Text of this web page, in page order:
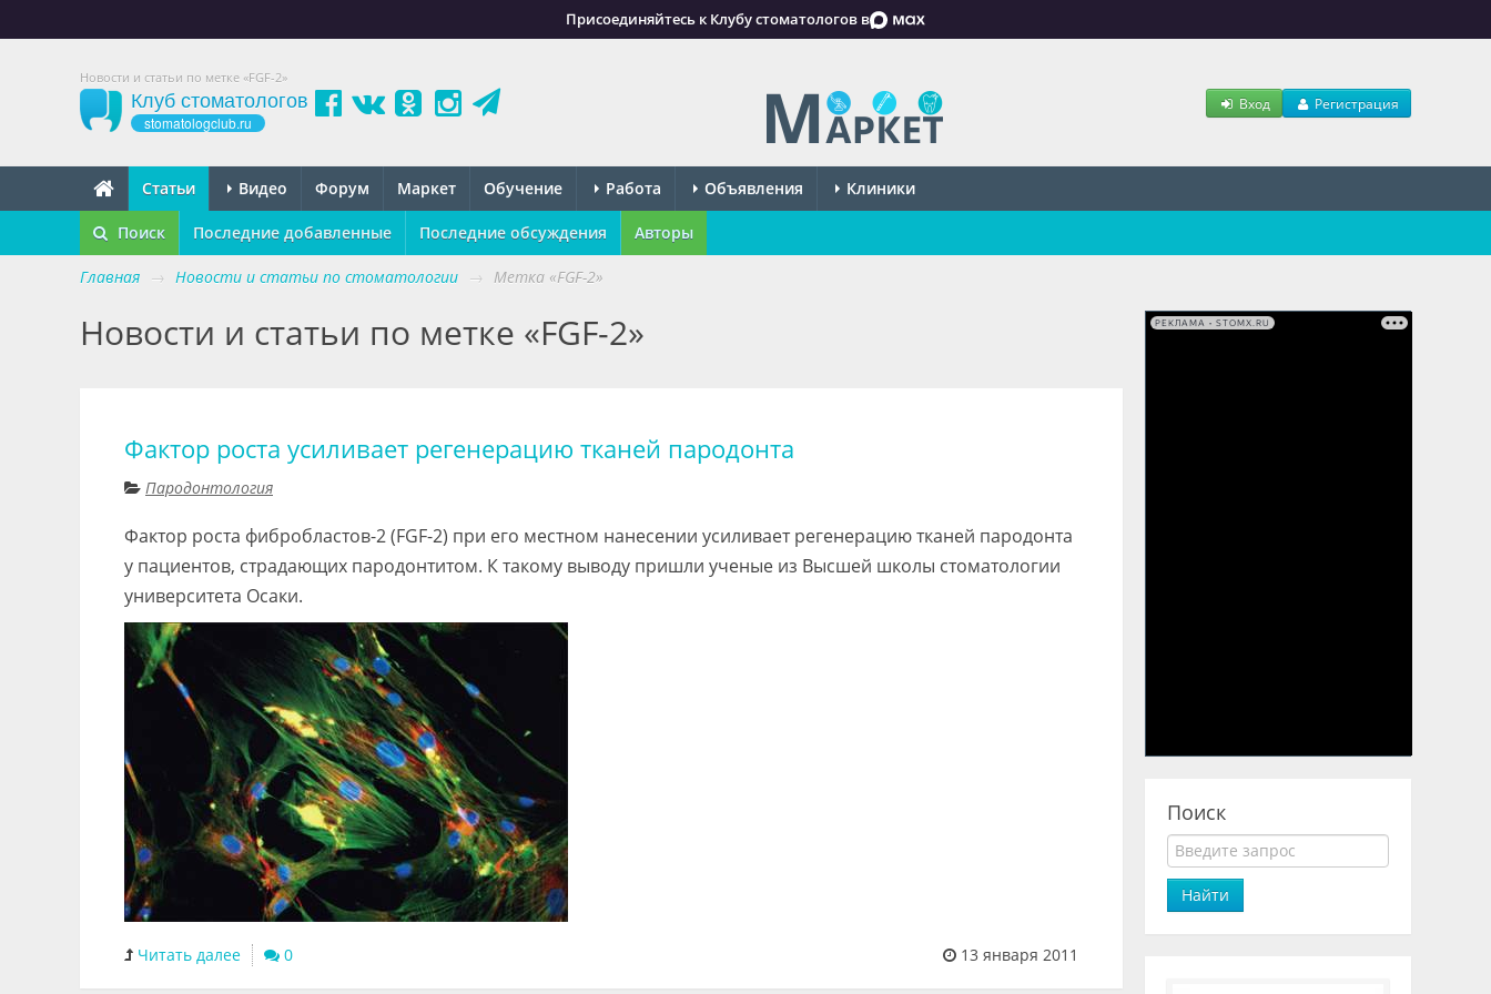
Присоединяйтесь к Клубу стоматологов в
Новости и статьи по метке «FGF-2»
Клуб стоматологов
stomatologclub.ru
Вход Регистрация
Статьи Видео Форум Маркет Обучение Работа Объявления Клиники
Поиск Последние добавленные Последние обсуждения Авторы
Главная → Новости и статьи по стоматологии → Метка «FGF-2»
Новости и статьи по метке «FGF-2»
Фактор роста усиливает регенерацию тканей пародонта
Пародонтология
Фактор роста фибробластов-2 (FGF-2) при его местном нанесении усиливает регенерацию тканей пародонта
у пациентов, страдающих пародонтитом. К такому выводу пришли ученые из Высшей школы стоматологии
университета Осаки.
Читать далее 0 13 января 2011
РЕКЛАМА • STOMX.RU
Поиск
Найти